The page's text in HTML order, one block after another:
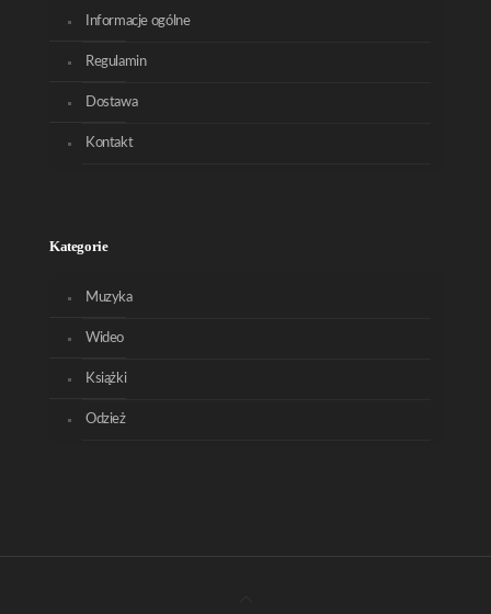
Informacje ogólne
Regulamin
Dostawa
Kontakt
Kategorie
Muzyka
Wideo
Książki
Odzież